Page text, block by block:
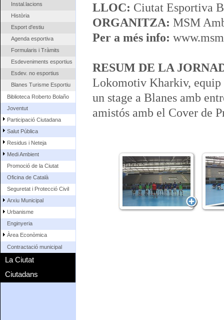
Instal.lacions
Història
Esport d'estiu
Agenda esportiva
Formularis i Tràmits
Esdeveniments esportius
Esdev. no esportius
Blanes Turisme Esportiu
Biblioteca Roberto Bolaño
Joventut
Participació Ciutadana
Salut Pública
Residus i Neteja
Medi Ambient
Promoció de la Ciutat
Oficina de Català
Seguretat i Protecció Civil
Arxiu Municipal
Urbanisme
Enginyeria
Àrea Econòmica
Contractació municipal
La Ciutat
Ciutadans
LLOC: Ciutat Esportiva
ORGANITZA: MSM
Per a més info:
RESUM DE LA
Lokomotiv Kharkiv, equip
un stage a Blanes amb
amistós amb el Cover de